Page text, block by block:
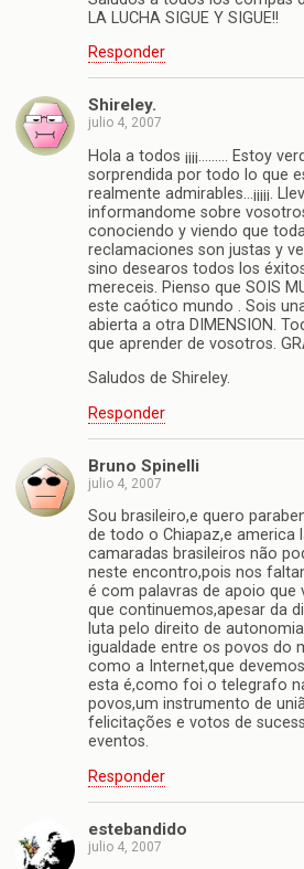
LA LUCHA SIGUE Y SIGUE!!
Responder
Shireley.
julio 4, 2007
Hola a todos ¡¡¡¡……… Estoy
sorprendida por todo lo que
realmente admirables…¡¡¡¡¡.
informandome sobre
conociendo y viendo que
reclamaciones son justas y
sino desearos todos los
mereceis. Pienso que SOIS
este caótico mundo . Sois
abierta a otra DIMENSION.
que aprender de vosotros.
Saludos de Shireley.
Responder
Bruno Spinelli
julio 4, 2007
Sou brasileiro,e quero
de todo o Chiapaz,e america
camaradas brasileiros não
neste encontro,pois nos
é com palavras de apoio
que continuemos,apesar da
luta pelo direito de
igualdade entre os povos do
como a Internet,que
esta é,como foi o telegrafo
povos,um instrumento de
felicitações e votos de
eventos.
Responder
estebandido
julio 4, 2007